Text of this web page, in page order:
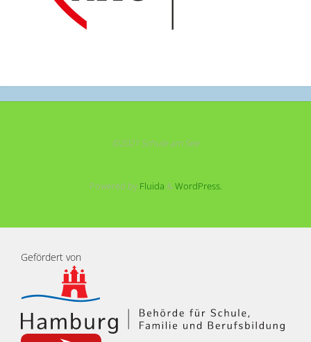
©2021 Schule am See
Powered byFluida &WordPress.
Gefördert von